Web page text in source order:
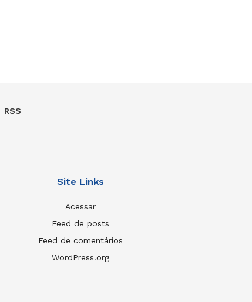
RSS
Site Links
Acessar
Feed de posts
Feed de comentários
WordPress.org